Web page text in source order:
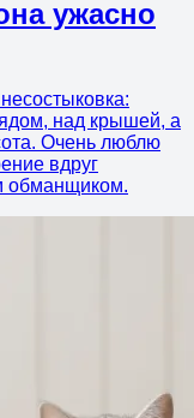
ужасно
над крышей, а
Очень люблю
вдруг
обманщиком.